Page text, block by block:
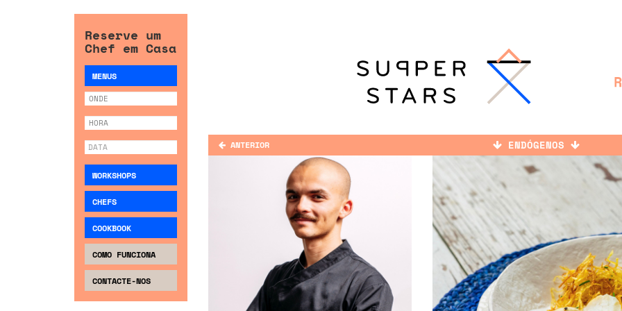
Reserve um
Chef em Casa
MENUS
WORKSHOPS
CHEFS
COOKBOOK
COMO FUNCIONA
CONTACTE-NOS
ANTERIOR ENDÓGENOS